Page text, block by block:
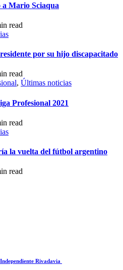
Mario Sciaqua
read
por su hijo discapacitado
read
, Últimas noticias
Profesional 2021
read
la vuelta del fútbol argentino
read
Rivadavia